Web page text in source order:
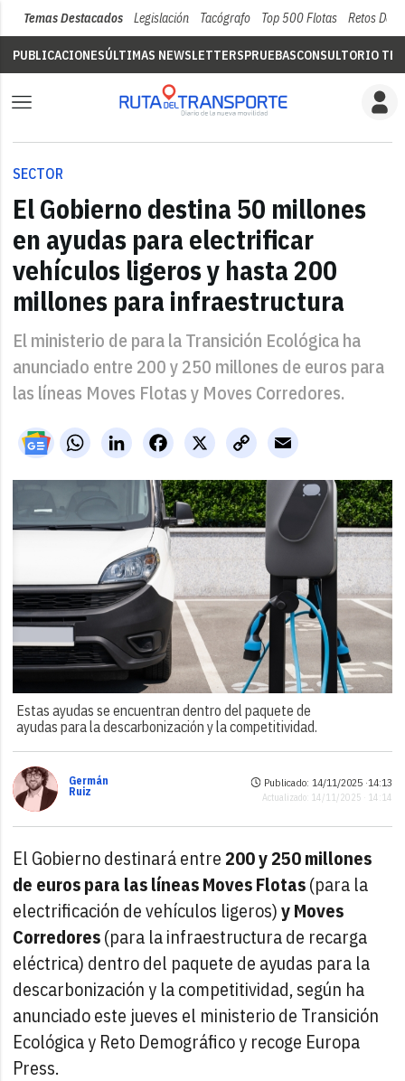
Temas Destacados Legislación Tacógrafo Top 500 Flotas Retos Del
PUBLICACIONESÚLTIMAS NEWSLETTERSPRUEBASCONSULTORIO
SECTOR
El Gobierno destina 50 millones
en ayudas para electrificar
vehículos ligeros y hasta 200
millones para infraestructura
El ministerio de para la Transición Ecológica ha
anunciado entre 200 y 250 millones de euros para
las líneas Moves Flotas y Moves Corredores.
WhatsAppLinkedIn X
Facebook
Copy
Link
Email
Estas ayudas se encuentran dentro del paquete de
ayudas para la descarbonización y la competitividad.
Germán
Ruiz
Publicado: 14/11/2025 ·14:13
Actualizado: 14/11/2025 · 14:14
El Gobierno destinará entre200 y 250 millones
de euros para las líneas Moves Flotas(para la
electrificación de vehículos ligeros)y Moves
Corredores(para la infraestructura de recarga
eléctrica) dentro del paquete de ayudas para la
descarbonización y la competitividad, según ha
anunciado este jueves el ministerio de Transición
Ecológica y Reto Demográfico y recoge Europa
Press.